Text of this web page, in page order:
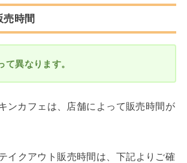
売時間
て異なります。
ンカフェは、店舗によって販売時間が
イクアウト販売時間は、下記よりご確